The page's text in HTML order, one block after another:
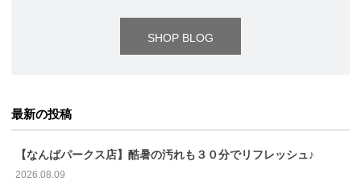
SHOP BLOG
最新の投稿
【なんばパークス店】酷暑の汚れも３０分でリフレッシュ♪
2026.08.09